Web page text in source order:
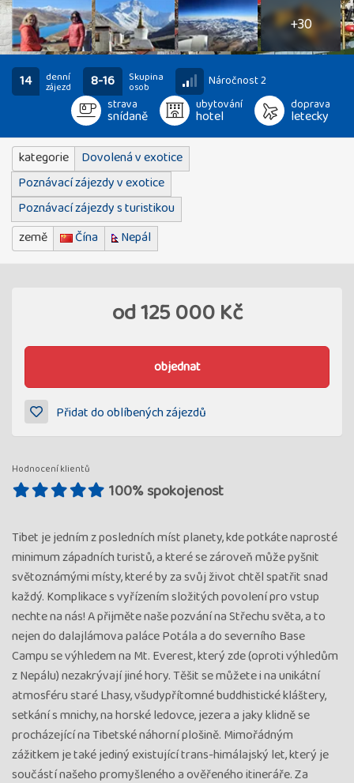
+30
14 denní
zájezd 8-16 Skupina
osob
Náročnost 2
strava
snídaně
ubytování
hotel
doprava
letecky
kategorie
Dovolená v exotice
Poznávací zájezdy v exotice
Poznávací zájezdy s turistikou
země
Čína Nepál
od125 000 Kč
objednat
Přidat do oblíbených zájezdů
Hodnocení klientů
100% spokojenost
Tibet je jedním z posledních míst planety, kde potkáte naprosté
minimum západních turistů, a které se zároveň může pyšnit
světoznámými místy, které by za svůj život chtěl spatřit snad
každý. Komplikace s vyřízením složitých povolení pro vstup
nechte na nás! A přijměte naše pozvání na Střechu světa, a to
nejen do dalajlámova paláce Potála a do severního Base
Campu se výhledem na Mt. Everest, který zde (oproti výhledům
z Nepálu) nezakrývají jiné hory. Těšit se můžete i na unikátní
atmosféru staré Lhasy, všudypřítomné buddhistické kláštery,
setkání s mnichy, na horské ledovce, jezera a jaky klidně se
procházející na Tibetské náhorní plošině. Mimořádným
zážitkem je také jediný existující trans-himálajský let, který je
součástí našeho promyšleného a ověřeného itineráře. Za